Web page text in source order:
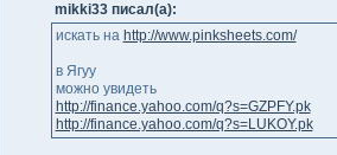
mikki33 писал(а):
искать на http://www.pinksheets.com/
в Ягуу
можно увидеть
http://finance.yahoo.com/q?s=GZPFY.pk
http://finance.yahoo.com/q?s=LUKOY.pk